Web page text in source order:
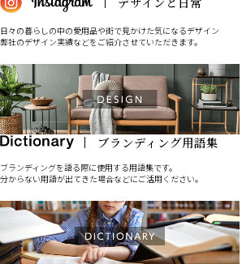
日々の暮らしの中の愛用品や街で見かけた気になるデザイン
弊社のデザイン実績などをご紹介させていただきます。
ブランディングを語る際に使用する用語集です。
分からない用語が出てきた場合などにご活用ください。